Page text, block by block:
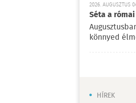
2026. AUGUSZTUS
Séta a
könnyed
HÍREK